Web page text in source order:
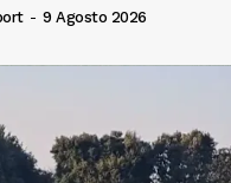
- 9 Agosto 2026